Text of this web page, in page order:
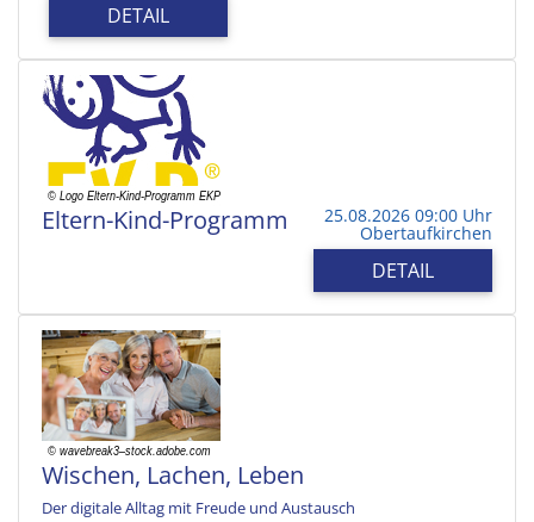
DETAIL
Eltern-Kind-Programm 25.08.2026 09:00 Uhr
Obertaufkirchen
DETAIL
Wischen, Lachen, Leben
Der digitale Alltag mit Freude und Austausch